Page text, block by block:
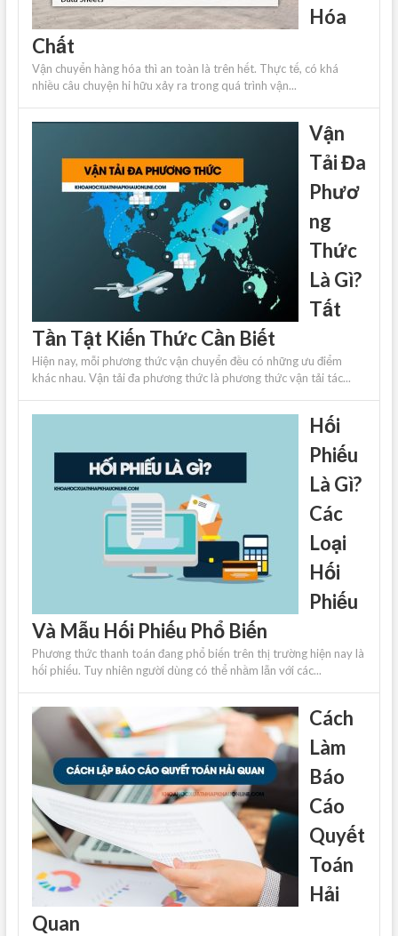
Hóa
Chất
Vận chuyển hàng hóa thì an toàn là trên hết. Thực tế, có khá
nhiều câu chuyện hi hữu xảy ra trong quá trình vận...
Vận
Tải Đa
Phươ
ng
Thức
Là Gì?
Tất
Tần Tật Kiến Thức Cần Biết
Hiện nay, mỗi phương thức vận chuyển đều có những ưu điểm
khác nhau. Vận tải đa phương thức là phương thức vận tải tác...
Hối
Phiếu
Là Gì?
Các
Loại
Hối
Phiếu
Và Mẫu Hối Phiếu Phổ Biến
Phương thức thanh toán đang phổ biến trên thị trường hiện nay là
hối phiếu. Tuy nhiên người dùng có thể nhầm lẫn với các...
Cách
Làm
Báo
Cáo
Quyết
Toán
Hải
Quan